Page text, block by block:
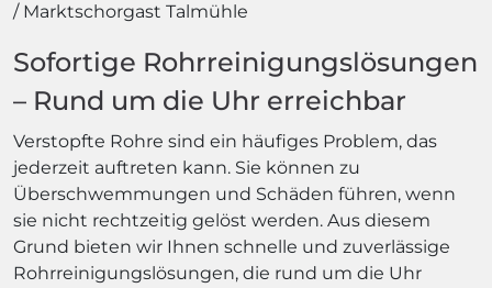
Marktschorgast Talmühle
Sofortige Rohrreinigungslösungen
– Rund um die Uhr erreichbar
Verstopfte Rohre sind ein häufiges Problem, das
jederzeit auftreten kann. Sie können zu
Überschwemmungen und Schäden führen, wenn
sie nicht rechtzeitig gelöst werden. Aus diesem
Grund bieten wir Ihnen schnelle und zuverlässige
Rohrreinigungslösungen, die rund um die Uhr